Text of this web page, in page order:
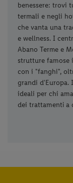
benessere: trovi
termali e negli
che vanta una
e wellness. I
Abano Terme e
strutture
con i "fanghi",
grandi d'Europa.
ideali per chi
dei trattamenti a